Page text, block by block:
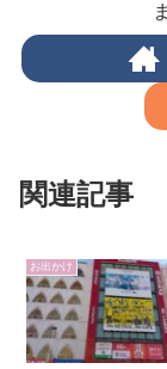
関連記事
お出かけ